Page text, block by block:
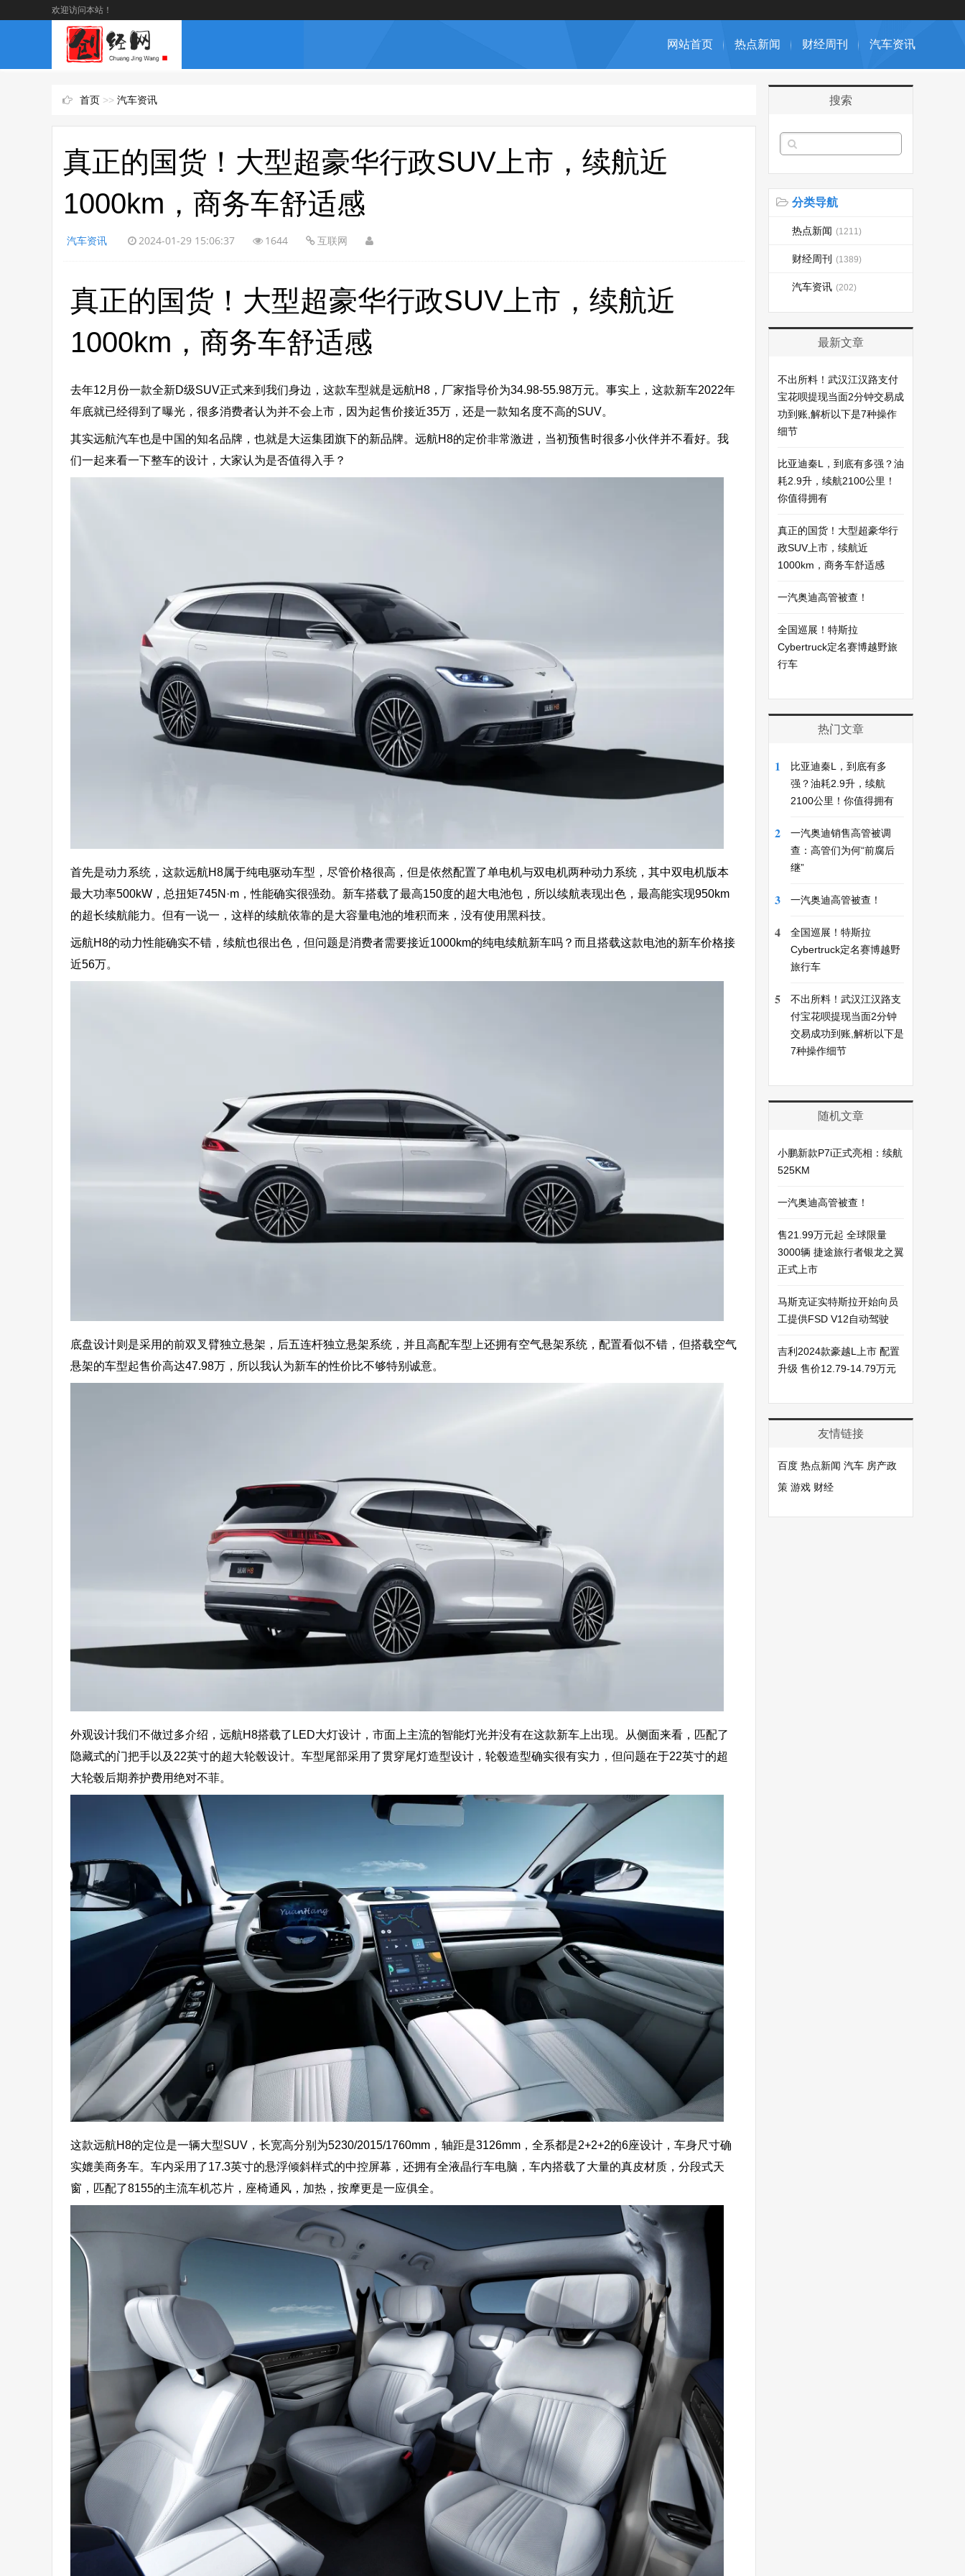
欢迎访问本站！
网站首页 热点新闻 财经周刊 汽车资讯
首页 >> 汽车资讯
真正的国货！大型超豪华行政SUV上市，续航近
1000km，商务车舒适感
汽车资讯 2024-01-29 15:06:37 1644 互联网
真正的国货！大型超豪华行政SUV上市，续航近
1000km，商务车舒适感
去年12月份一款全新D级SUV正式来到我们身边，这款车型就是远航H8，厂家指导价为34.98-55.98万元。事实上，这款新车2022年
年底就已经得到了曝光，很多消费者认为并不会上市，因为起售价接近35万，还是一款知名度不高的SUV。
其实远航汽车也是中国的知名品牌，也就是大运集团旗下的新品牌。远航H8的定价非常激进，当初预售时很多小伙伴并不看好。我
们一起来看一下整车的设计，大家认为是否值得入手？
首先是动力系统，这款远航H8属于纯电驱动车型，尽管价格很高，但是依然配置了单电机与双电机两种动力系统，其中双电机版本
最大功率500kW，总扭矩745N·m，性能确实很强劲。新车搭载了最高150度的超大电池包，所以续航表现出色，最高能实现950km
的超长续航能力。但有一说一，这样的续航依靠的是大容量电池的堆积而来，没有使用黑科技。
远航H8的动力性能确实不错，续航也很出色，但问题是消费者需要接近1000km的纯电续航新车吗？而且搭载这款电池的新车价格接
近56万。
底盘设计则是采用的前双叉臂独立悬架，后五连杆独立悬架系统，并且高配车型上还拥有空气悬架系统，配置看似不错，但搭载空气
悬架的车型起售价高达47.98万，所以我认为新车的性价比不够特别诚意。
外观设计我们不做过多介绍，远航H8搭载了LED大灯设计，市面上主流的智能灯光并没有在这款新车上出现。从侧面来看，匹配了
隐藏式的门把手以及22英寸的超大轮毂设计。车型尾部采用了贯穿尾灯造型设计，轮毂造型确实很有实力，但问题在于22英寸的超
大轮毂后期养护费用绝对不菲。
这款远航H8的定位是一辆大型SUV，长宽高分别为5230/2015/1760mm，轴距是3126mm，全系都是2+2+2的6座设计，车身尺寸确
实媲美商务车。车内采用了17.3英寸的悬浮倾斜样式的中控屏幕，还拥有全液晶行车电脑，车内搭载了大量的真皮材质，分段式天
窗，匹配了8155的主流车机芯片，座椅通风，加热，按摩更是一应俱全。
搜索
分类导航
热点新闻 (1211)
财经周刊 (1389)
汽车资讯 (202)
最新文章
不出所料！武汉江汉路支付
宝花呗提现当面2分钟交易成
功到账,解析以下是7种操作
细节
比亚迪秦L，到底有多强？油
耗2.9升，续航2100公里！
你值得拥有
真正的国货！大型超豪华行
政SUV上市，续航近
1000km，商务车舒适感
一汽奥迪高管被查！
全国巡展！特斯拉
Cybertruck定名赛博越野旅
行车
热门文章
1
比亚迪秦L，到底有多
强？油耗2.9升，续航
2100公里！你值得拥有
2
一汽奥迪销售高管被调
查：高管们为何“前腐后
继”
3 一汽奥迪高管被查！
4
全国巡展！特斯拉
Cybertruck定名赛博越野
旅行车
5
不出所料！武汉江汉路支
付宝花呗提现当面2分钟
交易成功到账,解析以下是
7种操作细节
随机文章
小鹏新款P7i正式亮相：续航
525KM
一汽奥迪高管被查！
售21.99万元起 全球限量
3000辆 捷途旅行者银龙之翼
正式上市
马斯克证实特斯拉开始向员
工提供FSD V12自动驾驶
吉利2024款豪越L上市 配置
升级 售价12.79-14.79万元
友情链接
百度 热点新闻 汽车 房产政
策 游戏 财经